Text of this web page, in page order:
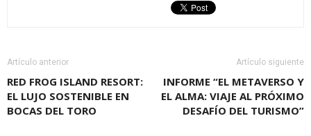
Artículo anterior
RED FROG ISLAND RESORT:
EL LUJO SOSTENIBLE EN
BOCAS DEL TORO
Artículo siguiente
INFORME “EL METAVERSO Y
EL ALMA: VIAJE AL PRÓXIMO
DESAFÍO DEL TURISMO”